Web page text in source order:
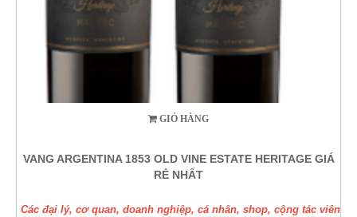
GIỎ HÀNG
VANG ARGENTINA 1853 OLD VINE ESTATE HERITAGE GIÁ
RẺ NHẤT
Các đại lý, cơ quan, doanh nghiệp, cá nhân, shop, cộng tác viên